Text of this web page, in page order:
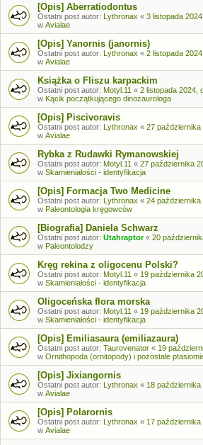
[Opis] Aberratiodontus
Ostatni post autor: Lythronax « 3 listopada
w Avialae
[Opis] Yanornis (janornis)
Ostatni post autor: Lythronax « 2 listopada
w Avialae
Książka o Fliszu karpackim
Ostatni post autor: Motyl.11 « 2 listopada 2024,
w Kącik początkującego dinozaurologa
[Opis] Piscivoravis
Ostatni post autor: Lythronax « 27 października
w Avialae
Rybka z Rudawki Rymanowskiej
Ostatni post autor: Motyl.11 « 27 października
w Skamieniałości - identyfikacja
[Opis] Formacja Two Medicine
Ostatni post autor: Lythronax « 24 października
w Paleontologia kręgowców
[Biografia] Daniela Schwarz
Ostatni post autor: Utahraptor« 20
w Paleontolodzy
Kręg rekina z oligocenu Polski?
Ostatni post autor: Motyl.11 « 19 października
w Skamieniałości - identyfikacja
Oligoceńska flora morska
Ostatni post autor: Motyl.11 « 19 października
w Skamieniałości - identyfikacja
[Opis] Emiliasaura (emiliazaura)
Ostatni post autor: Taurovenator « 19
w Ornithopoda (ornitopody) i pozostałe
[Opis] Jixiangornis
Ostatni post autor: Lythronax « 18 października
w Avialae
[Opis] Polarornis
Ostatni post autor: Lythronax « 17 października
w Avialae